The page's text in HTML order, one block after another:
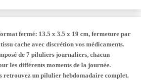
fermé: 13.5 x 3.5 x 19 cm, fermeture par
cache avec discrétion vos médicaments.
de 7 piluliers journaliers, chacun
les différents moments de la journée.
retrouvez un pilulier hebdomadaire complet.